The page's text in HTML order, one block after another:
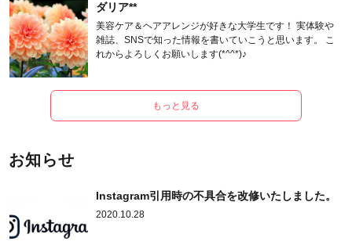
ダリア**
美容ケア＆ヘアアレンジが好きな大学生です！ 実体験や
雑誌、SNSで知った情報を書いていこうと思います。 こ
れからよろしくお願いします(*^^*)♪
もっと見る
お知らせ
Instagram引用時の不具合を改修いたしました。
2020.10.28